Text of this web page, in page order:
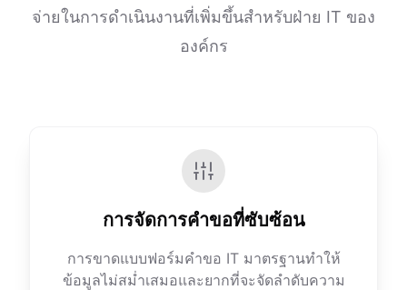
จ่ายในการดำเนินงานที่เพิ่มขึ้นสำหรับฝ่าย IT ของ
องค์กร
การจัดการคำขอที่ซับซ้อน
การขาดแบบฟอร์มคำขอ IT มาตรฐานทำให้
ข้อมูลไม่สม่ำเสมอและยากที่จะจัดลำดับความ